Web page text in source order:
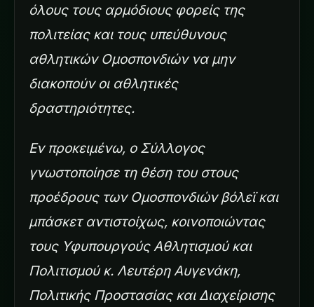
όλους τους αρμόδιους φορείς της
πολιτείας και τους υπεύθυνους
αθλητικών Ομοσπονδιών να μην
διακοπούν οι αθλητικές
δραστηριότητες.
Εν προκειμένω, ο Σύλλογος
γνωστοποίησε τη θέση του στους
προέδρους των Ομοσπονδιών βόλεϊ και
μπάσκετ αντιστοίχως, κοινοποιώντας
τους Υφυπουργούς Αθλητισμού και
Πολιτισμού κ. Λευτέρη Αυγενάκη,
Πολιτικής Προστασίας και Διαχείρισης